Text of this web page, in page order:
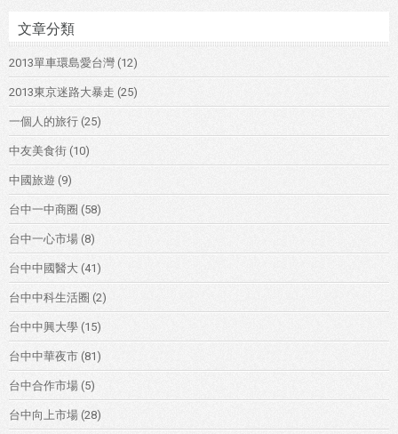
文章分類
2013單車環島愛台灣 (12)
2013東京迷路大暴走 (25)
一個人的旅行 (25)
中友美食街 (10)
中國旅遊 (9)
台中一中商圈 (58)
台中一心市場 (8)
台中中國醫大 (41)
台中中科生活圈 (2)
台中中興大學 (15)
台中中華夜市 (81)
台中合作市場 (5)
台中向上市場 (28)